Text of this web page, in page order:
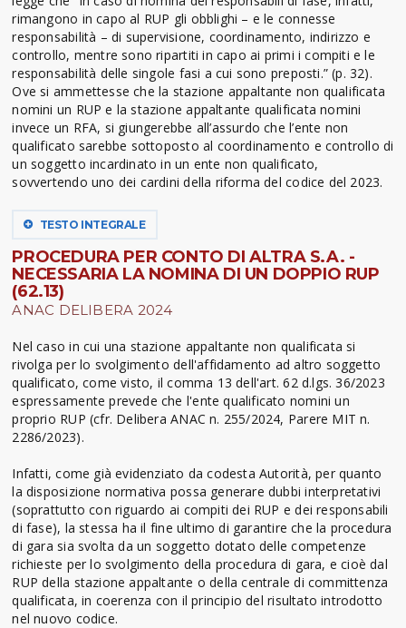
rimangono in capo al RUP gli obblighi – e le connesse
responsabilità – di supervisione, coordinamento, indirizzo e
controllo, mentre sono ripartiti in capo ai primi i compiti e le
responsabilità delle singole fasi a cui sono preposti.” (p. 32).
Ove si ammettesse che la stazione appaltante non qualificata
nomini un RUP e la stazione appaltante qualificata nomini
invece un RFA, si giungerebbe all’assurdo che l’ente non
qualificato sarebbe sottoposto al coordinamento e controllo di
un soggetto incardinato in un ente non qualificato,
sovvertendo uno dei cardini della riforma del codice del 2023.
TESTO INTEGRALE
PROCEDURA PER CONTO DI ALTRA S.A. -
NECESSARIA LA NOMINA DI UN DOPPIO RUP
(62.13)
ANAC DELIBERA 2024
Nel caso in cui una stazione appaltante non qualificata si
rivolga per lo svolgimento dell'affidamento ad altro soggetto
qualificato, come visto, il comma 13 dell'art. 62 d.lgs. 36/2023
espressamente prevede che l'ente qualificato nomini un
proprio RUP (cfr. Delibera ANAC n. 255/2024, Parere MIT n.
2286/2023).
Infatti, come già evidenziato da codesta Autorità, per quanto
la disposizione normativa possa generare dubbi interpretativi
(soprattutto con riguardo ai compiti dei RUP e dei responsabili
di fase), la stessa ha il fine ultimo di garantire che la procedura
di gara sia svolta da un soggetto dotato delle competenze
richieste per lo svolgimento della procedura di gara, e cioè dal
RUP della stazione appaltante o della centrale di committenza
qualificata, in coerenza con il principio del risultato introdotto
nel nuovo codice.